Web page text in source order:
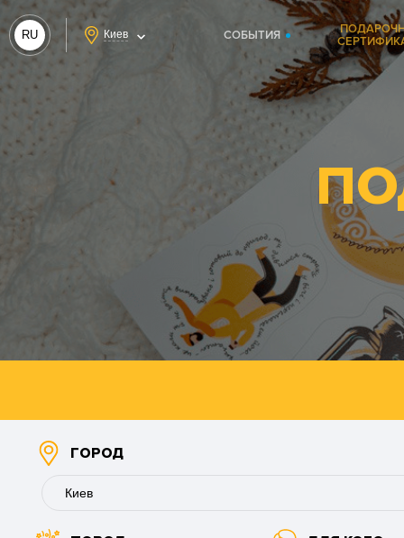
RU Киев СОБЫТИЯ
ГОРОД
Киев